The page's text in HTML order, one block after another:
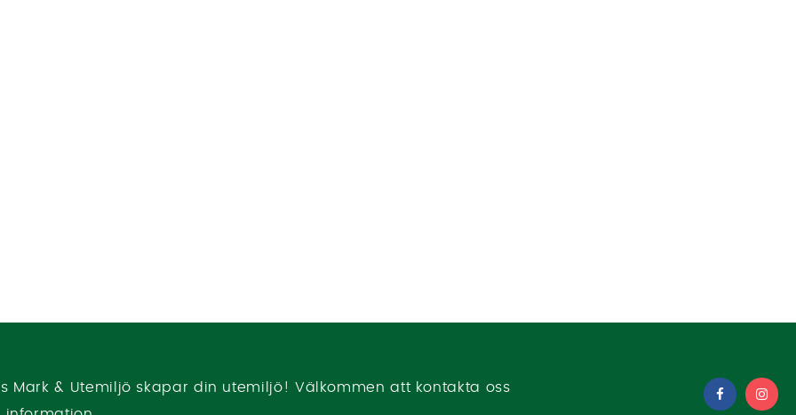
Mark & Utemiljö skapar din utemiljö! Välkommen att kontakta oss